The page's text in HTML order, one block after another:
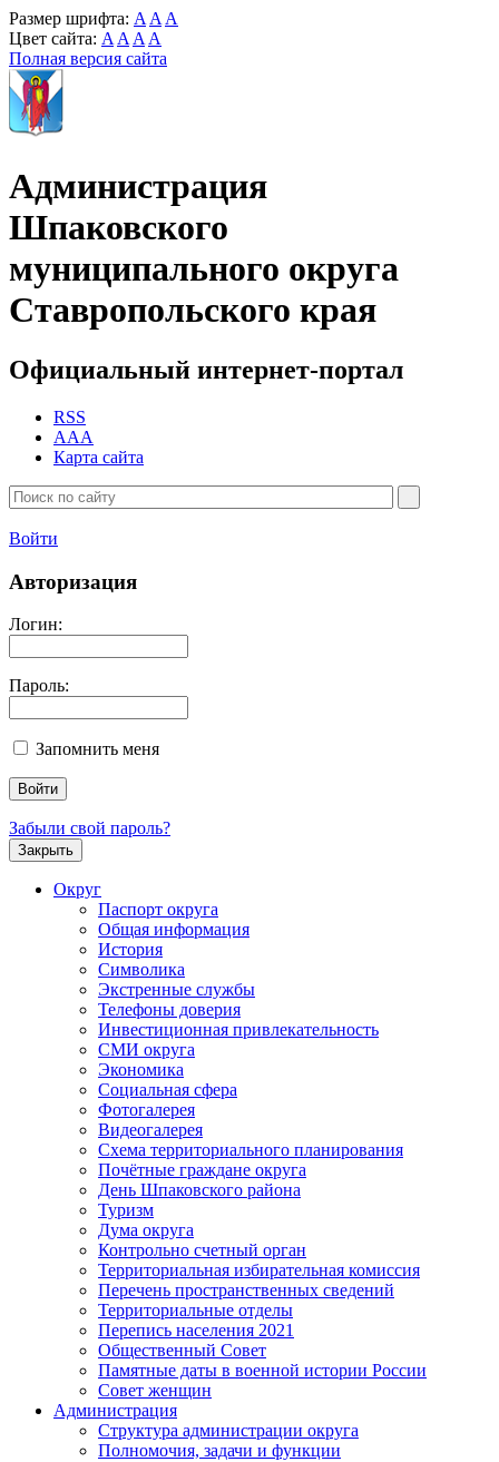
Размер шрифта: A A A
Цвет сайта: A A A A
Полная версия сайта
Администрация
Шпаковского
муниципального округа
Ставропольского края
Официальный интернет-портал
RSS
AAA
Карта сайта
Войти
Авторизация
Логин:
Пароль:
Запомнить меня
Забыли свой пароль?
Закрыть
Округ
Паспорт округа
Общая информация
История
Символика
Экстренные службы
Телефоны доверия
Инвестиционная привлекательность
СМИ округа
Экономика
Социальная сфера
Фотогалерея
Видеогалерея
Схема территориального планирования
Почётные граждане округа
День Шпаковского района
Туризм
Дума округа
Контрольно счетный орган
Территориальная избирательная комиссия
Перечень пространственных сведений
Территориальные отделы
Перепись населения 2021
Общественный Совет
Памятные даты в военной истории России
Совет женщин
Администрация
Структура администрации округа
Полномочия, задачи и функции